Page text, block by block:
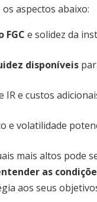
aspectos abaixo:
FGC e solidez da
disponíveis
IR e custos
e volatilidade
mais altos pode
as
aos seus